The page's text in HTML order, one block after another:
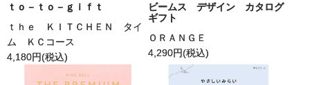
ｔｏ－ｔｏ－ｇｉｆｔ
ｔｈｅ ＫＩＴＣＨＥＮ タイ
ム ＫＣコース
4,180円(税込)
ビームス デザイン カタログ
ギフト
ＯＲＡＮＧＥ
4,290円(税込)